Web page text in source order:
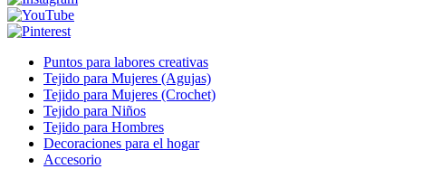
Puntos para labores creativas
Tejido para Mujeres (Agujas)
Tejido para Mujeres (Crochet)
Tejido para Niños
Tejido para Hombres
Decoraciones para el hogar
Accesorio